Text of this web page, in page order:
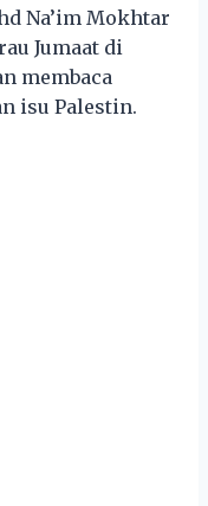
Na’im Mokhtar
Jumaat di
membaca
isu Palestin.